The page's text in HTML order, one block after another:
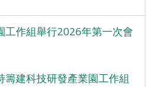
工作組舉行2026年第一次會
籌建科技研發產業園工作組